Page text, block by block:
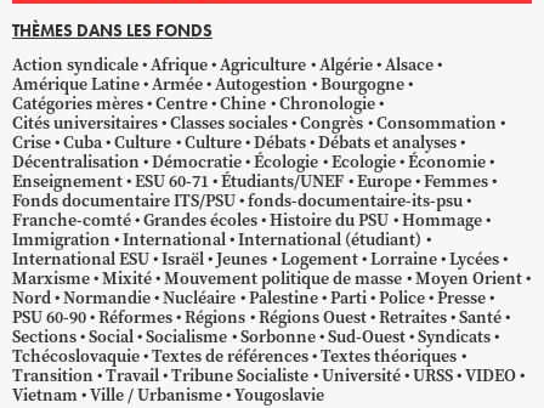
THÈMES DANS LES FONDS
Action syndicale Afrique Agriculture Algérie Alsace
Amérique Latine Armée Autogestion
Bourgogne
Catégories mères Centre Chine Chronologie
Cités universitaires Classes sociales Congrès Consommation
Crise Cuba Culture Culture Débats Débats et analyses
Décentralisation Démocratie Écologie Ecologie Économie
Enseignement ESU 60-71 Étudiants/UNEF Europe Femmes
Fonds documentaire ITS/PSU fonds-documentaire-its-psu
Franche-comté Grandes écoles Histoire du PSU Hommage
Immigration International International (étudiant)
International ESU Israël Jeunes Logement Lorraine Lycées
Marxisme Mixité Mouvement politique de masse Moyen Orient
Nord Normandie Nucléaire Palestine Parti Police Presse
PSU 60-90 Réformes Régions Régions Ouest Retraites Santé
Sections Social Socialisme Sorbonne Sud-Ouest Syndicats
Tchécoslovaquie Textes de références Textes théoriques
Transition Travail Tribune Socialiste Université URSS VIDEO
Vietnam Ville / Urbanisme Yougoslavie